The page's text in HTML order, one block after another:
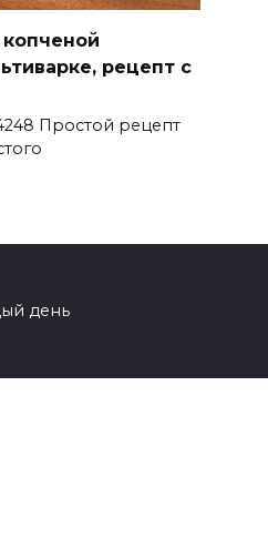
рецепт с
Простой рецепт
день